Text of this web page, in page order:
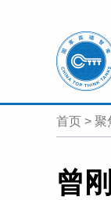
首页 > 聚
曾